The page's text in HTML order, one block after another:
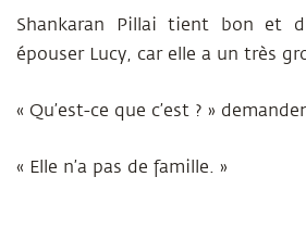
Shankaran Pillai tient bon et
épouser Lucy, car elle a un très
« Qu’est-ce que c’est ? »
« Elle n’a pas de famille. »